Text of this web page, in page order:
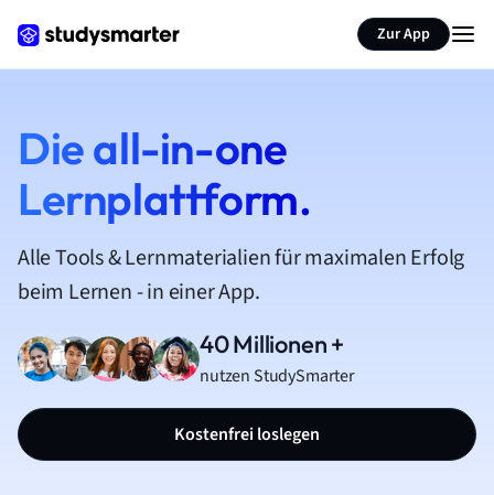
Zur App
Die all-in-one
Lernplattform.
Alle Tools & Lernmaterialien für maximalen Erfolg
beim Lernen - in einer App.
40 Millionen +
nutzen StudySmarter
Kostenfrei loslegen